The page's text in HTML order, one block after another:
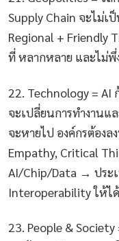
Supply Chain จะไม่
Regional + Friendly
ที่ หลากหลาย และไม่พึ่
22. Technology = AI
จะเปลี่ยนการทำงานแ
จะหายไป องค์กรต้อง
Empathy, Critical
AI/Chip/Data → ประ
Interoperability ให้ได้
23. People &